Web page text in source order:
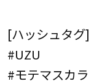
[ハッシュタグ]
#UZU
#モテマスカラ